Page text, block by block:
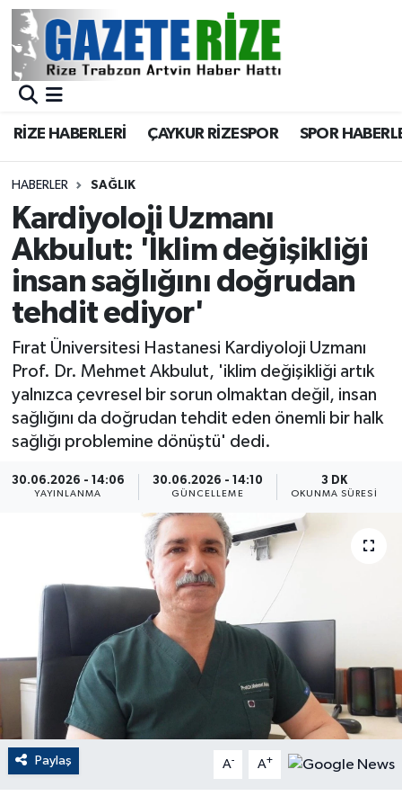
RİZE HABERLERİ ÇAYKUR RİZESPOR SPOR
HABERLER SAĞLIK
Kardiyoloji Uzmanı
Akbulut: 'İklim değişikliği
insan sağlığını doğrudan
tehdit ediyor'
Fırat Üniversitesi Hastanesi Kardiyoloji Uzmanı
Prof. Dr. Mehmet Akbulut, 'iklim değişikliği artık
yalnızca çevresel bir sorun olmaktan değil, insan
sağlığını da doğrudan tehdit eden önemli bir halk
sağlığı problemine dönüştü' dedi.
30.06.2026 - 14:06
YAYINLANMA
30.06.2026 - 14:10
GÜNCELLEME
3 DK
OKUNMA SÜRESI
Paylaş A- A+
BÖLGEMİZ
Asayiş
Rize Jandarma Komutanlığı
Bilim Teknoloji
Bölge
Advertising news
Canlı Maç
ÇEVRE
Dış Haberler
EKONOMİ
English News
Finans
Flaş Haber
Merkez Nöbetçi Eczaneler
Merkez Trafik Yoğunluk Haritası
Süper Lig Puan Durumu ve Fikstür
Tüm Manşetler
Son Dakika Haberleri
Haber Arşivi